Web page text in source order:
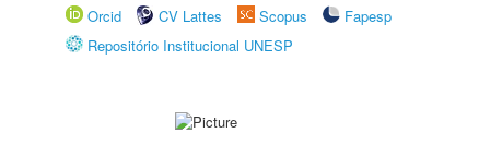
Orcid
CV Lattes Scopus
Fapesp
Repositório Institucional UNESP